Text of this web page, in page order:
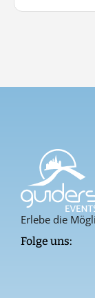
Erlebe die
Folge uns: